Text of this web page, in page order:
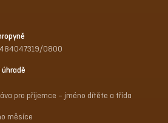
0800
pro příjemce – jméno dítěte a třída
měsíce